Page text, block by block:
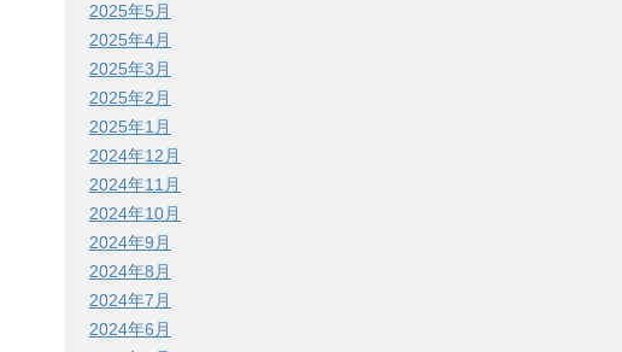
2025年5月
2025年4月
2025年3月
2025年2月
2025年1月
2024年12月
2024年11月
2024年10月
2024年9月
2024年8月
2024年7月
2024年6月